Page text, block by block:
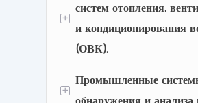
+
систем отопления,
и кондиционирования
(ОВК).
Оборудование для
+
Промышленные